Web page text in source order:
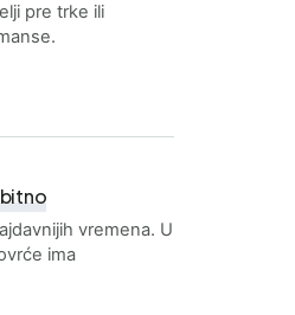
pre trke ili
vremena. U
ima